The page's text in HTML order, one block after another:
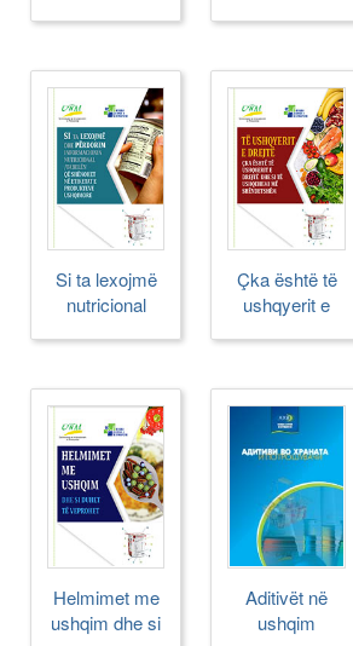
Si ta lexojmë
nutricional
Çka është të
ushqyerit e
Helmimet me
ushqim dhe si
Aditivët në
ushqim